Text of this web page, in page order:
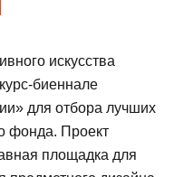
искусства
биеннале
для отбора лучших
фонда. Проект
площадка для